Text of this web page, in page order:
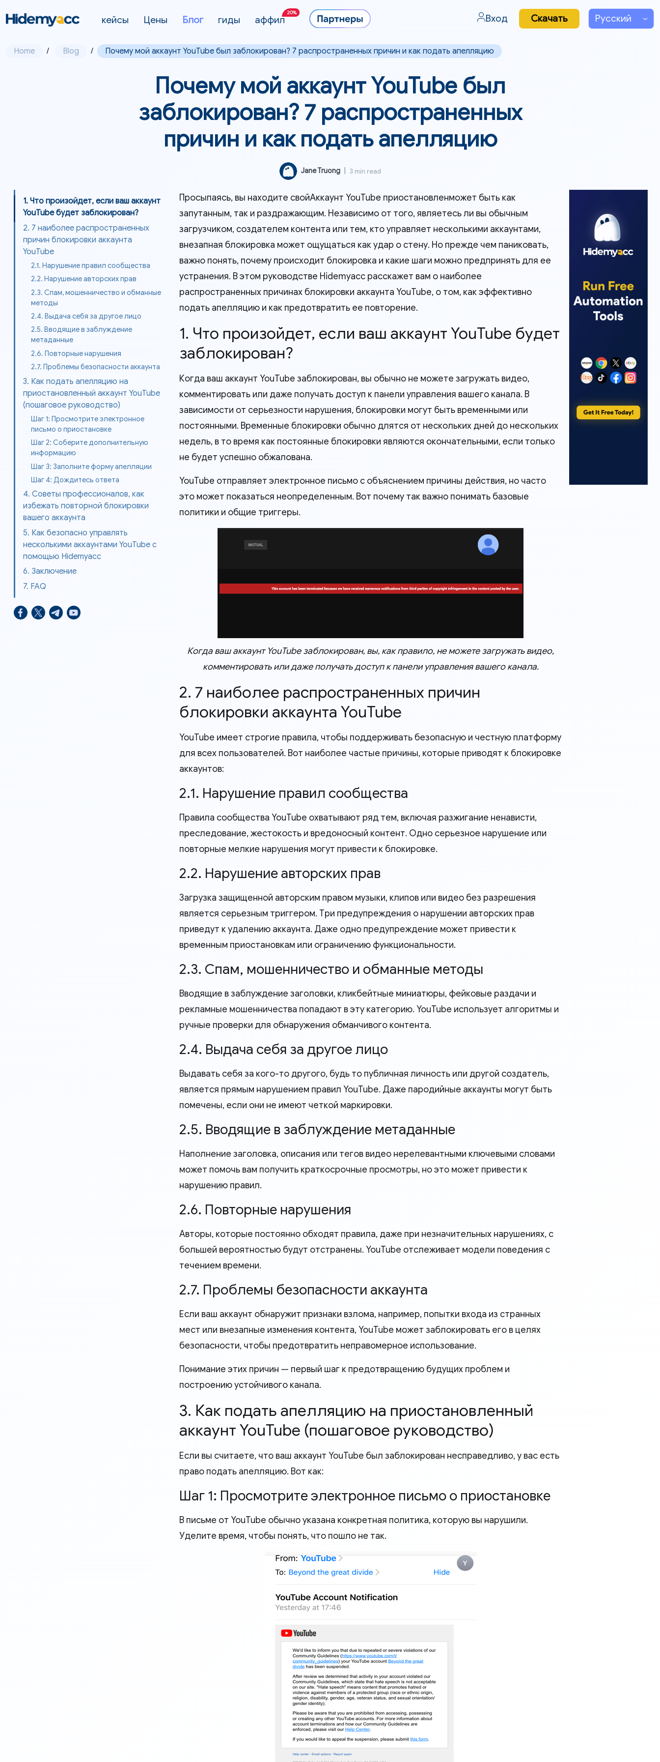
кейсы Цены Блог гиды аффил
20%
Вход Скачать
Home / Blog / Почему мой аккаунт YouTube был заблокирован? 7 распространенных причин и как подать апелляцию
Почему мой аккаунт YouTube был
заблокирован? 7 распространенных
причин и как подать апелляцию
Jane Truong 3 min read
1. Что произойдет, если ваш аккаунт
YouTube будет заблокирован?
2. 7 наиболее распространенных
причин блокировки аккаунта
YouTube
2.1. Нарушение правил сообщества
2.2. Нарушение авторских прав
2.3. Спам, мошенничество и обманные
методы
2.4. Выдача себя за другое лицо
2.5. Вводящие в заблуждение
метаданные
2.6. Повторные нарушения
2.7. Проблемы безопасности аккаунта
3. Как подать апелляцию на
приостановленный аккаунт YouTube
(пошаговое руководство)
Шаг 1: Просмотрите электронное
письмо о приостановке
Шаг 2: Соберите дополнительную
информацию
Шаг 3: Заполните форму апелляции
Шаг 4: Дождитесь ответа
4. Советы профессионалов, как
избежать повторной блокировки
вашего аккаунта
5. Как безопасно управлять
несколькими аккаунтами YouTube с
помощью Hidemyacc
6. Заключение
7. FAQ
Просыпаясь, вы находите свойАккаунт YouTube приостановленможет быть как
запутанным, так и раздражающим. Независимо от того, являетесь ли вы обычным
загрузчиком, создателем контента или тем, кто управляет несколькими аккаунтами,
внезапная блокировка может ощущаться как удар о стену. Но прежде чем паниковать,
важно понять, почему происходит блокировка и какие шаги можно предпринять для ее
устранения. В этом руководстве Hidemyacc расскажет вам о наиболее
распространенных причинах блокировки аккаунта YouTube, о том, как эффективно
подать апелляцию и как предотвратить ее повторение.
1. Что произойдет, если ваш аккаунт YouTube будет
заблокирован?
Когда ваш аккаунт YouTube заблокирован, вы обычно не можете загружать видео,
комментировать или даже получать доступ к панели управления вашего канала. В
зависимости от серьезности нарушения, блокировки могут быть временными или
постоянными. Временные блокировки обычно длятся от нескольких дней до нескольких
недель, в то время как постоянные блокировки являются окончательными, если только
не будет успешно обжалована.
YouTube отправляет электронное письмо с объяснением причины действия, но часто
это может показаться неопределенным. Вот почему так важно понимать базовые
политики и общие триггеры.
Когда ваш аккаунт YouTube заблокирован, вы, как правило, не можете загружать видео,
комментировать или даже получать доступ к панели управления вашего канала.
2. 7 наиболее распространенных причин
блокировки аккаунта YouTube
YouTube имеет строгие правила, чтобы поддерживать безопасную и честную платформу
для всех пользователей. Вот наиболее частые причины, которые приводят к блокировке
аккаунтов:
2.1. Нарушение правил сообщества
Правила сообщества YouTube охватывают ряд тем, включая разжигание ненависти,
преследование, жестокость и вредоносный контент. Одно серьезное нарушение или
повторные мелкие нарушения могут привести к блокировке.
2.2. Нарушение авторских прав
Загрузка защищенной авторским правом музыки, клипов или видео без разрешения
является серьезным триггером. Три предупреждения о нарушении авторских прав
приведут к удалению аккаунта. Даже одно предупреждение может привести к
временным приостановкам или ограничению функциональности.
2.3. Спам, мошенничество и обманные методы
Вводящие в заблуждение заголовки, кликбейтные миниатюры, фейковые раздачи и
рекламные мошенничества попадают в эту категорию. YouTube использует алгоритмы и
ручные проверки для обнаружения обманчивого контента.
2.4. Выдача себя за другое лицо
Выдавать себя за кого-то другого, будь то публичная личность или другой создатель,
является прямым нарушением правил YouTube. Даже пародийные аккаунты могут быть
помечены, если они не имеют четкой маркировки.
2.5. Вводящие в заблуждение метаданные
Наполнение заголовка, описания или тегов видео нерелевантными ключевыми словами
может помочь вам получить краткосрочные просмотры, но это может привести к
нарушению правил.
2.6. Повторные нарушения
Авторы, которые постоянно обходят правила, даже при незначительных нарушениях, с
большей вероятностью будут отстранены. YouTube отслеживает модели поведения с
течением времени.
2.7. Проблемы безопасности аккаунта
Если ваш аккаунт обнаружит признаки взлома, например, попытки входа из странных
мест или внезапные изменения контента, YouTube может заблокировать его в целях
безопасности, чтобы предотвратить неправомерное использование.
Понимание этих причин — первый шаг к предотвращению будущих проблем и
построению устойчивого канала.
3. Как подать апелляцию на приостановленный
аккаунт YouTube (пошаговое руководство)
Если вы считаете, что ваш аккаунт YouTube был заблокирован несправедливо, у вас есть
право подать апелляцию. Вот как:
Шаг 1: Просмотрите электронное письмо о приостановке
В письме от YouTube обычно указана конкретная политика, которую вы нарушили.
Уделите время, чтобы понять, что пошло не так.